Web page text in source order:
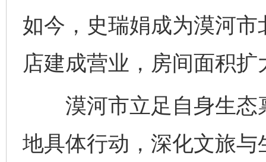
如今，史瑞娟成为漠河
店建成营业，房间面积
漠河市立足自身生态
地具体行动，深化文旅